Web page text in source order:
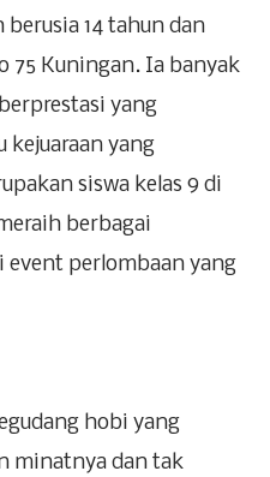
14 tahun dan
75 Kuningan. Ia banyak
yang
kejuaraan yang
siswa kelas 9 di
berbagai
event perlombaan yang
hobi yang
minatnya dan tak